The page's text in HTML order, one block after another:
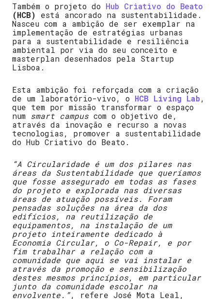
Também o projeto do Hub Criativo do Beato
(HCB) está ancorado na sustentabilidade.
Nasceu com a ambição de ser exemplar na
implementação de estratégias urbanas
para a sustentabilidade e resiliência
ambiental por via do seu conceito e
masterplan desenhados pela Startup
Lisboa.
Esta ambição foi reforçada com a criação
de um laboratório-vivo, o HCB Living Lab,
que tem por missão transformar o espaço
num smart campus com o objetivo de,
através da inovação e recurso a novas
tecnologias, promover a sustentabilidade
do Hub Criativo do Beato.
“A Circularidade é um dos pilares nas
áreas da Sustentabilidade que queríamos
que fosse assegurado em todas as fases
do projeto e explorada nas diversas
áreas de atuação possíveis. Foram
pensadas soluções na área da dos
edifícios, na reutilização de
equipamentos, na instalação de um
projeto inteiramente dedicado à
Economia Circular, o Co-Repair, e por
fim trabalhar a relação com a
comunidade que aqui se vai instalar e
através da promoção e sensibilização
destes mesmos princípios, em particular
junto da comunidade escolar na
envolvente.”, refere José Mota Leal,